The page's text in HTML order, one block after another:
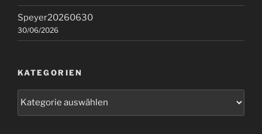
Speyer20260630
30/06/2026
KATEGORIEN